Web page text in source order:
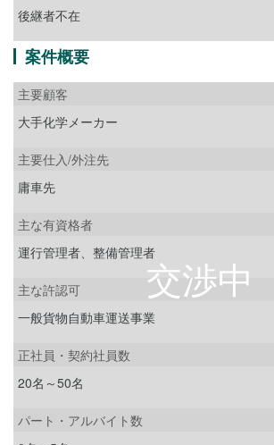
後継者不在
案件概要
主要顧客
大手化学メーカー
主要仕入/外注先
庸車先
主な有資格者
運行管理者、整備管理者
主な許認可
一般貨物自動車運送事業
正社員・契約社員数
20名～50名
パート・アルバイト数